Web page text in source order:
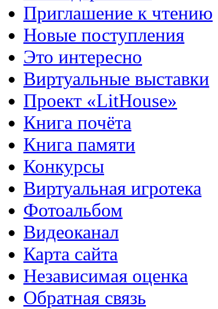
Приглашение к чтению
Новые поступления
Это интересно
Виртуальные выставки
Проект «LitHouse»
Книга почёта
Книга памяти
Конкурсы
Виртуальная игротека
Фотоальбом
Видеоканал
Карта сайта
Независимая оценка
Обратная связь